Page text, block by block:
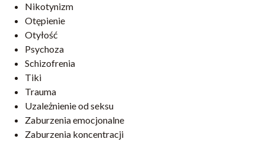
Nikotynizm
Otępienie
Otyłość
Psychoza
Schizofrenia
Tiki
Trauma
Uzależnienie od seksu
Zaburzenia emocjonalne
Zaburzenia koncentracji